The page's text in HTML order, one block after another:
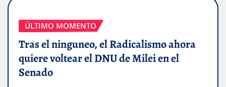
ÚLTIMO MOMENTO
Tras el ninguneo, el Radicalismo ahora
quiere voltear el DNU de Milei en el
Senado